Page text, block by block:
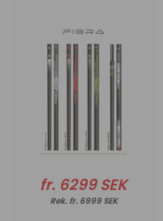
fr. 6299 SEK
fr. 6999 SEK